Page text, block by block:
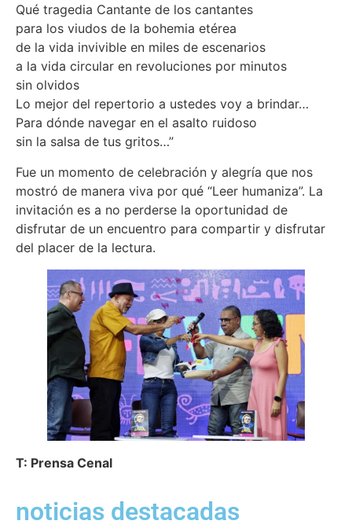
Qué tragedia Cantante de los cantantes
para los viudos de la bohemia etérea
de la vida invivible en miles de escenarios
a la vida circular en revoluciones por minutos
sin olvidos
Lo mejor del repertorio a ustedes voy a brindar…
Para dónde navegar en el asalto ruidoso
sin la salsa de tus gritos…”
Fue un momento de celebración y alegría que nos
mostró de manera viva por qué “Leer humaniza”. La
invitación es a no perderse la oportunidad de
disfrutar de un encuentro para compartir y disfrutar
del placer de la lectura.
T: Prensa Cenal
noticias destacadas